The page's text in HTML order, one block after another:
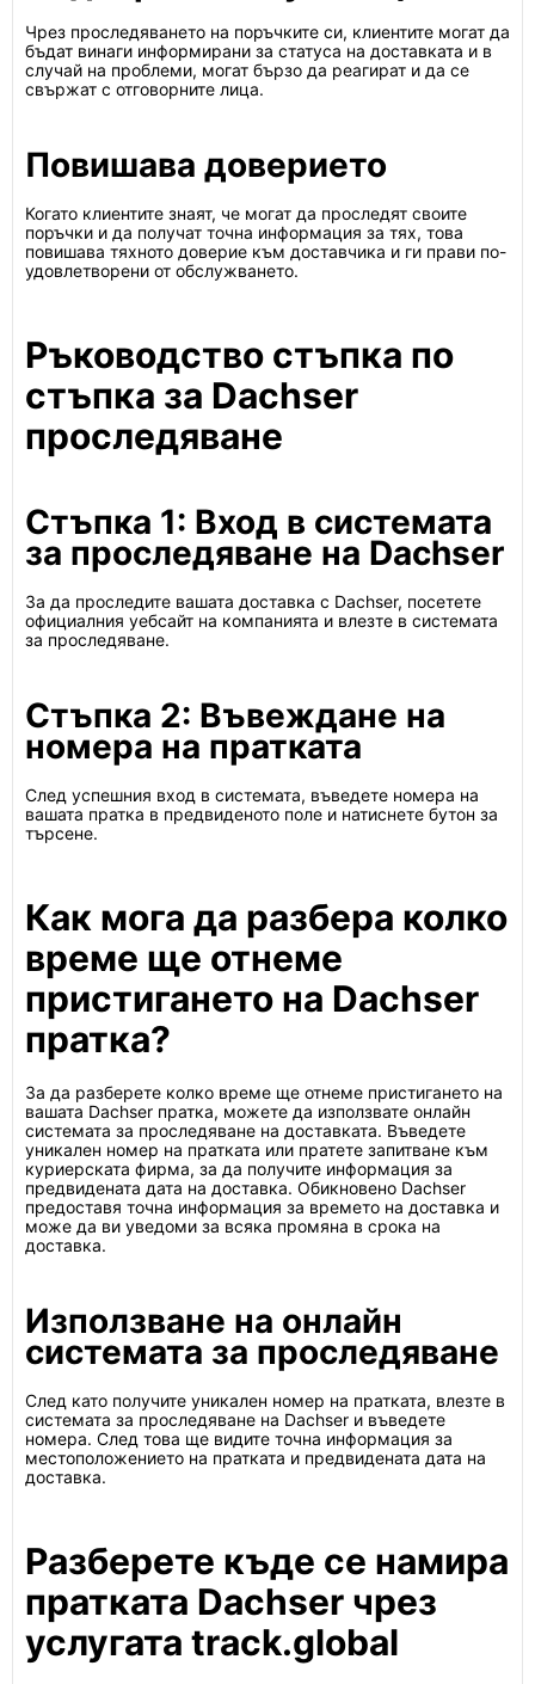
Чрез проследяването на поръчките си, клиентите могат да
бъдат винаги информирани за статуса на доставката и в
случай на проблеми, могат бързо да реагират и да се
свържат с отговорните лица.
Повишава доверието
Когато клиентите знаят, че могат да проследят своите
поръчки и да получат точна информация за тях, това
повишава тяхното доверие към доставчика и ги прави по-
удовлетворени от обслужването.
Ръководство стъпка по
стъпка за Dachser
проследяване
Стъпка 1: Вход в системата
за проследяване на Dachser
За да проследите вашата доставка с Dachser, посетете
официалния уебсайт на компанията и влезте в системата
за проследяване.
Стъпка 2: Въвеждане на
номера на пратката
След успешния вход в системата, въведете номера на
вашата пратка в предвиденото поле и натиснете бутон за
търсене.
Как мога да разбера колко
време ще отнеме
пристигането на Dachser
пратка?
За да разберете колко време ще отнеме пристигането на
вашата Dachser пратка, можете да използвате онлайн
системата за проследяване на доставката. Въведете
уникален номер на пратката или пратете запитване към
куриерската фирма, за да получите информация за
предвидената дата на доставка. Обикновено Dachser
предоставя точна информация за времето на доставка и
може да ви уведоми за всяка промяна в срока на
доставка.
Използване на онлайн
системата за проследяване
След като получите уникален номер на пратката, влезте в
системата за проследяване на Dachser и въведете
номера. След това ще видите точна информация за
местоположението на пратката и предвидената дата на
доставка.
Разберете къде се намира
пратката Dachser чрез
услугата track.global